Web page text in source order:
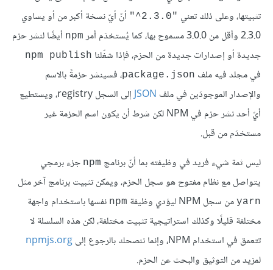
تثبيتها، وعلى ذلك تعني ‎"^2.3.0"‎ أنّ أيّ نسخة أكبر من أو يساوي
2.3.0 وأقل من 3.0.0 مسموح بها، كما يُستخدَم أمر
npm أيضًا لنشر حزم
جديدة أو إصدارات جديدة من الحزم، فإذا شغّلنا npm publish
في مجلد فيه ملف package.json، فسينشر حزمةً بالاسم
والإصدار الموجودَين في ملف JSON
إلى السجل registry، ويستطيع
أيّ أحد نشر حزم في NPM لكن شرط أن يكون اسم الحزمة غير
مستخدَم من قبل.
ليس ثمة شيء فريد في وظيفته بما أنّ برنامج npm جزء برمجي
يتواصل مع نظام مفتوح هو سجل الحزم، ويمكن تثبيت برنامج آخر مثل
yarn من سجل NPM ليؤدي وظيفة npm نفسها باستخدام واجهة
مختلفة قليلًا وكذلك استراتيجية تثبيت مختلفة، لكن هذه السلسلة لا
تتعمق في استخدام NPM، وإنما ننصحك بالرجوع إلى
npmjs.org
لمزيد من التوثيق والبحث عن الحزم.